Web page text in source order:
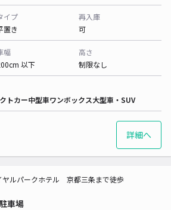
イプ
置き
再入庫
可
幅
以下
高さ
制限なし
トカー中型車ワンボックス大型車・SUV
詳細へ
車場
ルパークホテル 京都三条まで徒歩